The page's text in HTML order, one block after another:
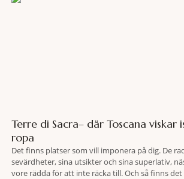
Terre di Sacra– där Toscana
ropa
Det finns platser som vill imponera på dig. De
sevärdheter, sina utsikter och sina superlativ,
vore rädda för att inte räcka till. Och så finns det